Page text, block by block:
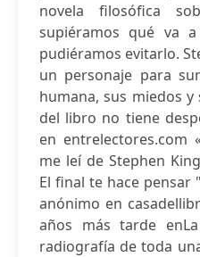
novela filosófica
supiéramos qué va
pudiéramos evitarlo.
un personaje para
humana, sus miedos y
del libro no tiene
en entrelectores.com
me leí de Stephen
El final te hace pensar
anónimo en
años más tarde
radiografía de toda